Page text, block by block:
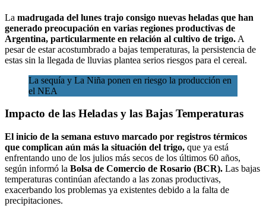
La madrugada del lunes trajo consigo nuevas heladas que han
generado preocupación en varias regiones productivas de
Argentina, particularmente en relación al cultivo de trigo. A
pesar de estar acostumbrado a bajas temperaturas, la persistencia de
estas sin la llegada de lluvias plantea serios riesgos para el cereal.
La sequía y La Niña ponen en riesgo la producción en
el NEA
Impacto de las Heladas y las Bajas Temperaturas
El inicio de la semana estuvo marcado por registros térmicos
que complican aún más la situación del trigo, que ya está
enfrentando uno de los julios más secos de los últimos 60 años,
según informó la Bolsa de Comercio de Rosario (BCR). Las bajas
temperaturas continúan afectando a las zonas productivas,
exacerbando los problemas ya existentes debido a la falta de
precipitaciones.